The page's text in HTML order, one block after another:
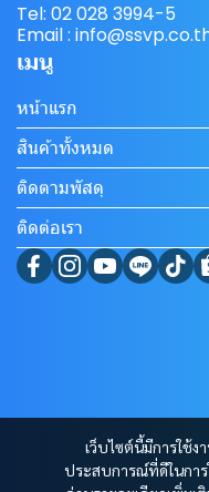
เว็บไซต์นี้มีการใช้
ประสบการณ์ที่ดีในการ
Tel: 02 028 3994-5
Email :
เมนู
หน้าแรก
สินค้าทั้งหมด
ติดตามพัสดุ
ติดต่อเรา